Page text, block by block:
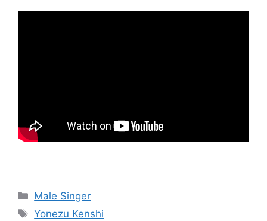
Categories
Male Singer
Tags
Yonezu Kenshi